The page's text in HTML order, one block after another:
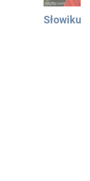
Słowiku